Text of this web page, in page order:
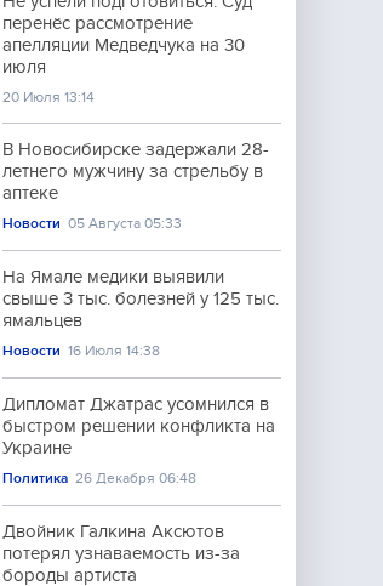
перенёс рассмотрение
апелляции Медведчука на 30
июля
20 Июля 13:14
В Новосибирске задержали 28-
летнего мужчину за стрельбу в
аптеке
Новости 05 Августа 05:33
На Ямале медики выявили
свыше 3 тыс. болезней у 125 тыс.
ямальцев
Новости 16 Июля 14:38
Дипломат Джатрас усомнился в
быстром решении конфликта на
Украине
Политика 26 Декабря 06:48
Двойник Галкина Аксютов
потерял узнаваемость из-за
бороды артиста